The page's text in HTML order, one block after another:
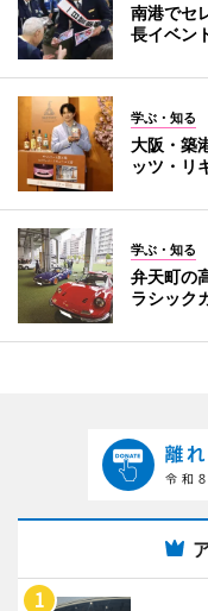
南港でセ
長イベン
学ぶ・知る
大阪・築
ッツ・リ
学ぶ・知る
弁天町の
ラシック